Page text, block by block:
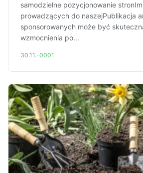
samodzielne pozycjonowanie
prowadzących do naszejPublikacja
sponsorowanych może być
wzmocnienia po...
30.11.-0001